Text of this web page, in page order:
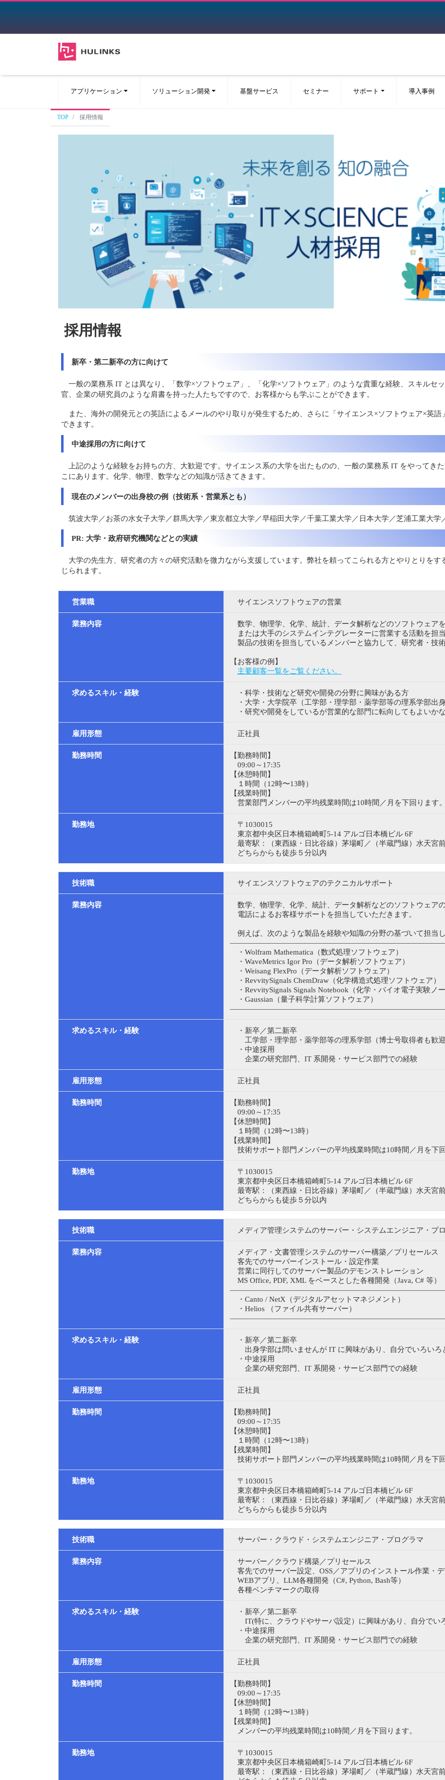
アプリケーション ソリューション開発 基盤サービス セミナー サポート 導入事例
TOP 採用情報
採用情報
新卒・第二新卒の方に向けて
一般の業務系 IT とは異なり、「数学×ソフトウェア」、「化学×ソフトウェア」のような貴重な経験、スキルセ
官、企業の研究員のような肩書を持った人たちですので、お客様からも学ぶことができます。
また、海外の開発元との英語によるメールのやり取りが発生するため、さらに「サイエンス×ソフトウェア×英
できます。
中途採用の方に向けて
上記のような経験をお持ちの方、大歓迎です。サイエンス系の大学を出たものの、一般の業務系 IT をやってき
こにあります。化学、物理、数学などの知識が活きてきます。
現在のメンバーの出身校の例（技術系・営業系とも）
筑波大学／お茶の水女子大学／群馬大学／東京都立大学／早稲田大学／千葉工業大学／日本大学／芝浦工業大
PR: 大学・政府研究機関などとの実績
大学の先生方、研究者の方々の研究活動を微力ながら支援しています。弊社を頼ってこられる方とやりとりを
じられます。
営業職 サイエンスソフトウェアの営業
業務内容
数学、物理学、化学、統計、データ解析などのソフトウェアを
または大手のシステムインテグレーターに営業する活動を担当
製品の技術を担当しているメンバーと協力して、研究者・技
【お客様の例】
主要顧客一覧をご覧ください。
求めるスキル・経験
・科学・技術など研究や開発の分野に興味がある方
・大学・大学院卒（工学部・理学部・薬学部等の理系学部出身
・研究や開発をしているが営業的な部門に転向してもよいか
雇用形態 正社員
勤務時間
【勤務時間】
09:00～17:35
【休憩時間】
１時間（12時〜13時）
【残業時間】
営業部門メンバーの平均残業時間は10時間／月を下回ります。
勤務地
〒1030015
東京都中央区日本橋箱崎町5-14 アルゴ日本橋ビル 6F
最寄駅：（東西線・日比谷線）茅場町／（半蔵門線）水天宮
どちらからも徒歩５分以内
技術職 サイエンスソフトウェアのテクニカルサポート
業務内容
数学、物理学、化学、統計、データ解析などのソフトウェアの
電話によるお客様サポートを担当していただきます。
例えば、次のような製品を経験や知識の分野の基づいて担当し
・Wolfram Mathematica（数式処理ソフトウェア）
・WaveMetrics Igor Pro（データ解析ソフトウェア）
・Weisang FlexPro（データ解析ソフトウェア）
・RevvitySignals ChemDraw（化学構造式処理ソフトウェア）
・RevvitySignals Signals Notebook（化学・バイオ電子実験ノー
・Gaussian（量子科学計算ソフトウェア）
求めるスキル・経験
・新卒／第二新卒
工学部・理学部・薬学部等の理系学部（博士号取得者も歓迎
・中途採用
企業の研究部門、IT 系開発・サービス部門での経験
雇用形態 正社員
勤務時間
【勤務時間】
09:00～17:35
【休憩時間】
１時間（12時〜13時）
【残業時間】
技術サポート部門メンバーの平均残業時間は10時間／月を下回
勤務地
〒1030015
東京都中央区日本橋箱崎町5-14 アルゴ日本橋ビル 6F
最寄駅：（東西線・日比谷線）茅場町／（半蔵門線）水天宮
どちらからも徒歩５分以内
技術職 メディア管理システムのサーバー・システムエンジニア・プ
業務内容
メディア・文書管理システムのサーバー構築／プリセールス
客先でのサーバーインストール・設定作業
営業に同行してのサーバー製品のデモンストレーション
MS Office, PDF, XML をベースとした各種開発（Java, C# 等）
・Canto / NetX（デジタルアセットマネジメント）
・Helios （ファイル共有サーバー）
求めるスキル・経験
・新卒／第二新卒
出身学部は問いませんが IT に興味があり、自分でいろいろ
・中途採用
企業の研究部門、IT 系開発・サービス部門での経験
雇用形態 正社員
勤務時間
【勤務時間】
09:00～17:35
【休憩時間】
１時間（12時〜13時）
【残業時間】
技術サポート部門メンバーの平均残業時間は10時間／月を下回
勤務地
〒1030015
東京都中央区日本橋箱崎町5-14 アルゴ日本橋ビル 6F
最寄駅：（東西線・日比谷線）茅場町／（半蔵門線）水天宮
どちらからも徒歩５分以内
技術職 サーバー・クラウド・システムエンジニア・プログラマ
業務内容
サーバー／クラウド構築／プリセールス
客先でのサーバー設定、OSS／アプリのインストール作業・
WEBアプリ、LLM各種開発（C#, Python, Bash等）
各種ベンチマークの取得
求めるスキル・経験
・新卒／第二新卒
IT(特に、クラウドやサーバ設定）に興味があり、自分でい
・中途採用
企業の研究部門、IT 系開発・サービス部門での経験
雇用形態 正社員
勤務時間
【勤務時間】
09:00～17:35
【休憩時間】
１時間（12時〜13時）
【残業時間】
メンバーの平均残業時間は10時間／月を下回ります。
勤務地
〒1030015
東京都中央区日本橋箱崎町5-14 アルゴ日本橋ビル 6F
最寄駅：（東西線・日比谷線）茅場町／（半蔵門線）水天宮